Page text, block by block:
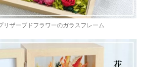
リザーブドフラワーのガラスフレーム